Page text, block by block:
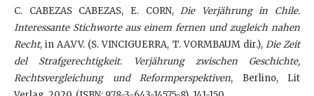
C. CABEZAS CABEZAS, E. CORN,Die Verjährung in Chile.
Interessante Stichworte aus einem fernen und zugleich nahen
Recht, in AA.VV. (S. VINCIGUERRA, T. VORMBAUM dir.), Die Zeit
del Strafgerechtigkeit. Verjährung zwischen Geschichte,
Rechtsvergleichung und Reformperspektiven, Berlino, Lit